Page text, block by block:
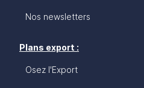
Nos newsletters
Plans export :
Osez l'Export